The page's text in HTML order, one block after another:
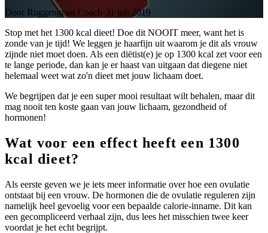
Door Ruggengraat Coach·31 juli 2019
Stop met het 1300 kcal dieet! Doe dit NOOIT meer, want het is
zonde van je tijd! We leggen je haarfijn uit waarom je dit als vrouw
zijnde niet moet doen. Als een diëtist(e) je op 1300 kcal zet voor een
te lange periode, dan kan je er haast van uitgaan dat diegene niet
helemaal weet wat zo'n dieet met jouw lichaam doet.
We begrijpen dat je een super mooi resultaat wilt behalen, maar dit
mag nooit ten koste gaan van jouw lichaam, gezondheid of
hormonen!
Wat voor een effect heeft een 1300
kcal dieet?
Als eerste geven we je iets meer informatie over hoe een ovulatie
ontstaat bij een vrouw. De hormonen die de ovulatie reguleren zijn
namelijk heel gevoelig voor een bepaalde calorie-inname. Dit kan
een gecompliceerd verhaal zijn, dus lees het misschien twee keer
voordat je het echt begrijpt.